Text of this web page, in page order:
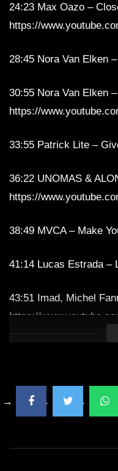
24:23 Max Oazo –
https://
28:45 Nora Van Elken
30:55 Nora Van Elken
https://
33:55 Patrick Lite –
36:22 UNOMAS &
https://
38:49 MVCA – Make
41:14 Lucas Estrada –
43:51 Imad, Michel
https://
49:41 ReZarin – Better
52:18 Nora Van Elken
54:57 LU2VYK – Let’s